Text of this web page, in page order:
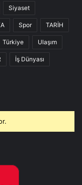
Siyaset
Spor TARİH
Türkiye Ulaşım
İş Dünyası